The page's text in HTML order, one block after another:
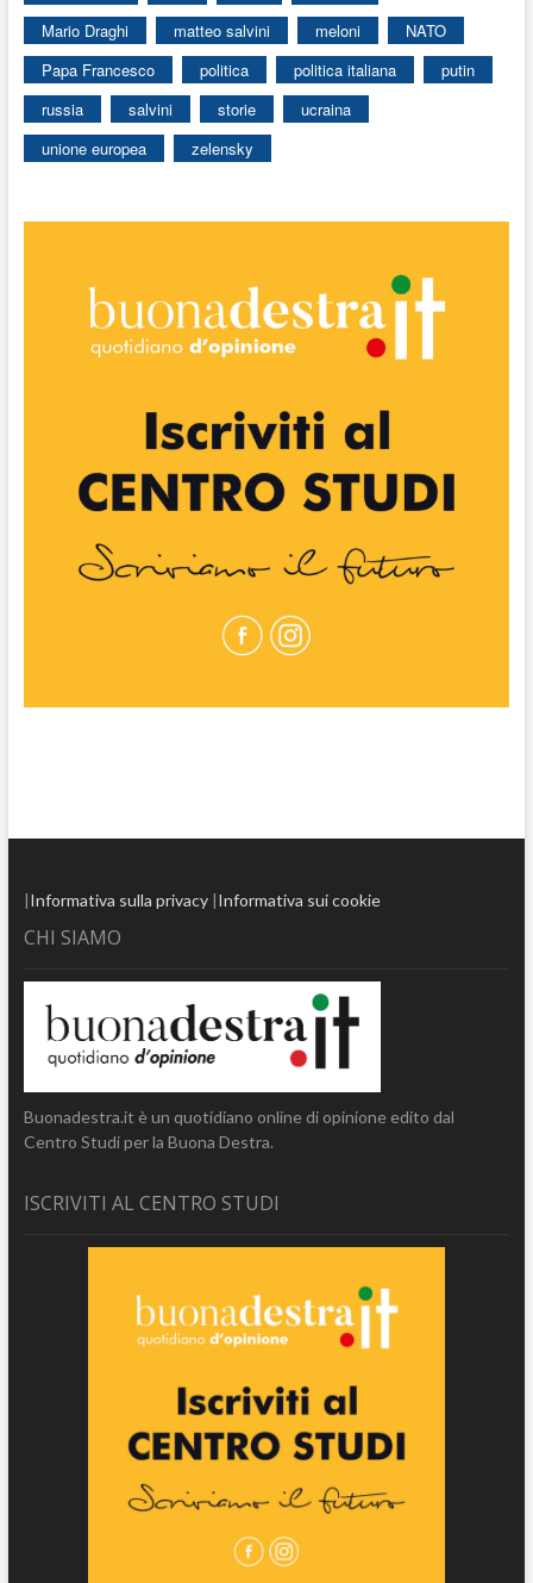
Mario Draghi
matteo salvini meloni
NATO
Papa Francesco
politica politica italiana
putin
russia
salvini storie
ucraina
unione europea
zelensky
|Informativa sulla privacy|Informativa sui cookie
CHI SIAMO
Buonadestra.it è un quotidiano online di opinione edito dal
Centro Studi per la Buona Destra.
ISCRIVITI AL CENTRO STUDI